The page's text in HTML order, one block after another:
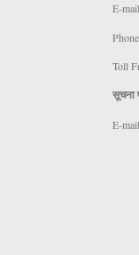
E-
Toll
सूचना
E-